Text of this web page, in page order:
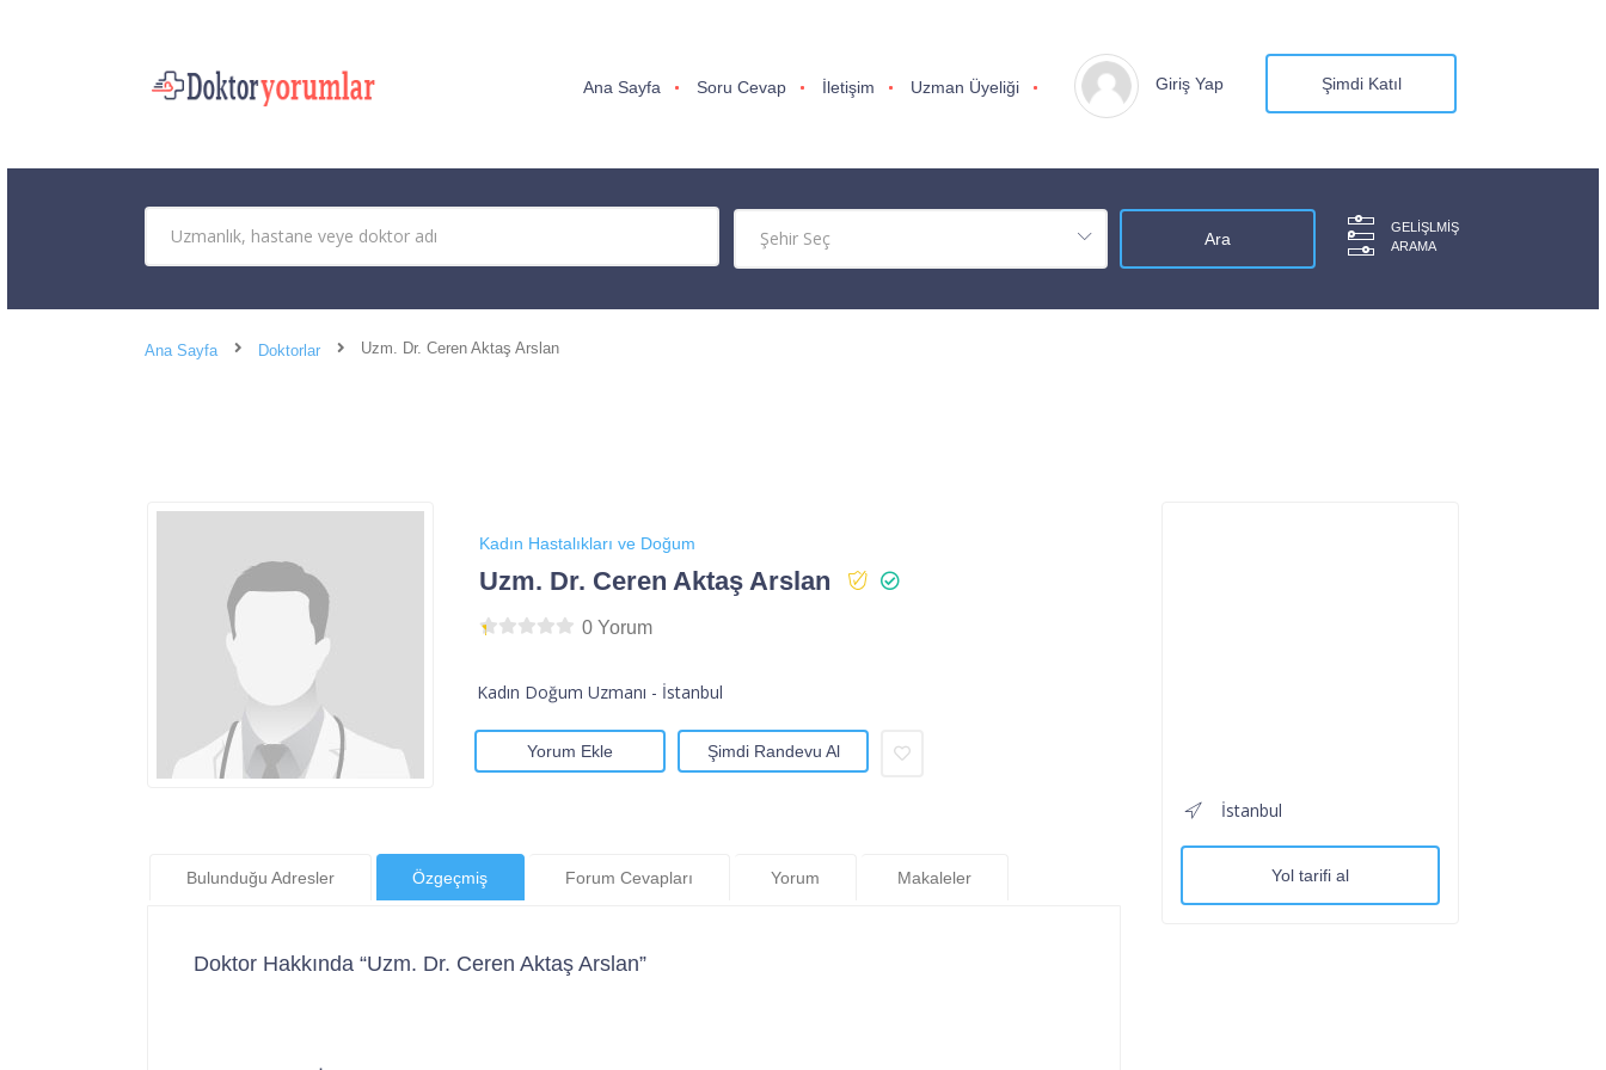
Ana Sayfa Soru Cevap İletişim Uzman Üyeliği Giriş Yap Şimdi Katıl
GELIŞLMIŞ
ARAMA
Ana Sayfa Doktorlar Uzm. Dr. Ceren Aktaş Arslan
Kadın Hastalıkları ve Doğum
Uzm. Dr. Ceren Aktaş Arslan
0 Yorum
Kadın Doğum Uzmanı - İstanbul
Yorum Ekle Şimdi Randevu Al
Bulunduğu Adresler Özgeçmiş Forum Cevapları Yorum Makaleler
Doktor Hakkında “Uzm. Dr. Ceren Aktaş Arslan”
İstanbul
Yol tarifi al